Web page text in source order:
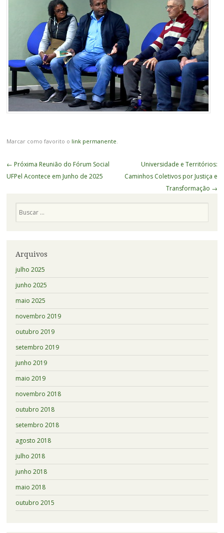
Marcar como favorito o link permanente.
Navegação
de
← Próxima Reunião do Fórum Social
UFPel Acontece em Junho de 2025
Universidade e Territórios:
Caminhos Coletivos por Justiça e
Transformação →
Arquivos
julho 2025
junho 2025
maio 2025
novembro 2019
outubro 2019
setembro 2019
junho 2019
maio 2019
novembro 2018
outubro 2018
setembro 2018
agosto 2018
julho 2018
junho 2018
maio 2018
outubro 2015